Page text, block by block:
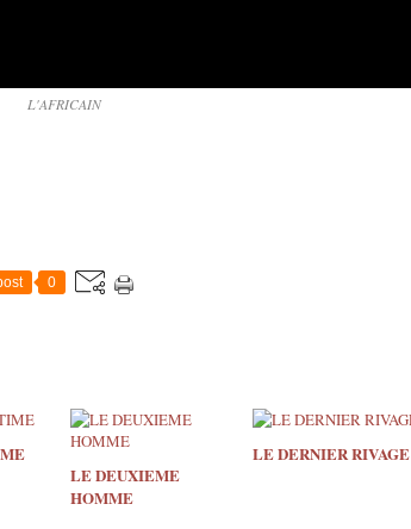
L'AFRICAIN
0
LE DEUXIEME
HOMME
LE DERNIER RIVAGE